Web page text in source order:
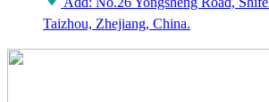
Taizhou, Zhejiang, China.